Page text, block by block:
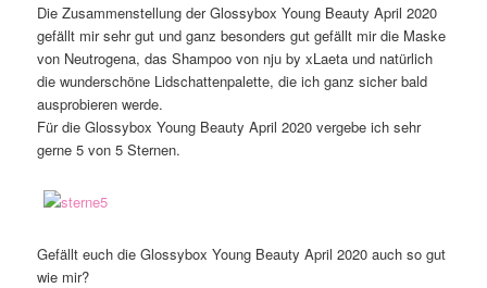
Die Zusammenstellung der Glossybox Young Beauty April 2020
gefällt mir sehr gut und ganz besonders gut gefällt mir die Maske
von Neutrogena, das Shampoo von nju by xLaeta und natürlich
die wunderschöne Lidschattenpalette, die ich ganz sicher bald
ausprobieren werde.
Für die Glossybox Young Beauty April 2020 vergebe ich sehr
gerne 5 von 5 Sternen.
Gefällt euch die Glossybox Young Beauty April 2020 auch so gut
wie mir?